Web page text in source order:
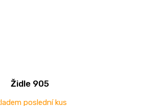
Židle 905
poslední kus